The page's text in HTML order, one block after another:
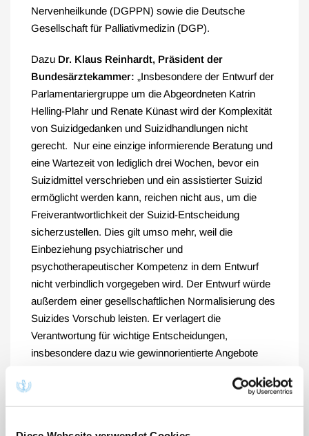
Nervenheilkunde (DGPPN) sowie die Deutsche
Gesellschaft für Palliativmedizin (DGP).
Dazu Dr. Klaus Reinhardt, Präsident der
Bundesärztekammer: „Insbesondere der Entwurf der
Parlamentariergruppe um die Abgeordneten Katrin
Helling-Plahr und Renate Künast wird der Komplexität
von Suizidgedanken und Suizidhandlungen nicht
gerecht. Nur eine einzige informierende Beratung und
eine Wartezeit von lediglich drei Wochen, bevor ein
Suizidmittel verschrieben und ein assistierter Suizid
ermöglicht werden kann, reichen nicht aus, um die
Freiverantwortlichkeit der Suizid-Entscheidung
sicherzustellen. Dies gilt umso mehr, weil die
Einbeziehung psychiatrischer und
psychotherapeutischer Kompetenz in dem Entwurf
nicht verbindlich vorgegeben wird. Der Entwurf würde
außerdem einer gesellschaftlichen Normalisierung des
Suizides Vorschub leisten. Er verlagert die
Verantwortung für wichtige Entscheidungen,
insbesondere dazu wie gewinnorientierte Angebote
Hilfe zur Selbsttötung geprüft werden sowie welche
Qualifikationsanforderungen konkret an die in den